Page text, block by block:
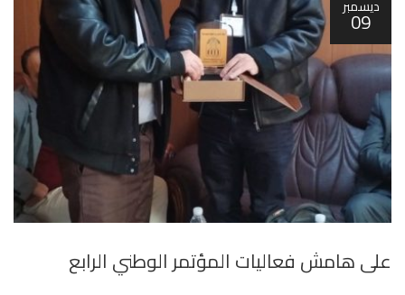
ديسمبر
09
على هامش فعاليات المؤتمر الوطني الرابع